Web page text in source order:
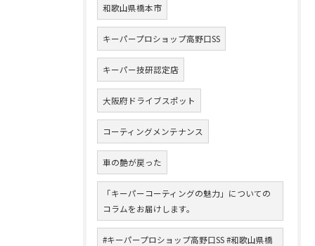
和歌山県橋本市
キーパープロショップ高野口SS
キーパー技研認定店
大阪府ドライブスポット
コーティングメンテナンス
車の艶が戻った
「キーパーコーティングの魅力」についての
コラムをお届けします。
#キーパープロショップ高野口SS #和歌山県橋